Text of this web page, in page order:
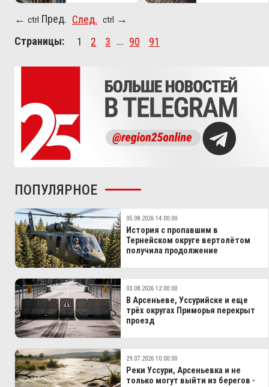
← ctrl Пред. След. ctrl →
Страницы: 1 2 3 ... 90 91
ПОПУЛЯРНОЕ
05.08.2026 14:00:00
История с пропавшим в
Тернейском округе вертолётом
получила продолжение
03.08.2026 12:00:00
В Арсеньеве, Уссурийске и еще
трёх округах Приморья перекрыт
проезд
29.07.2026 10:00:00
Реки Уссури, Арсеньевка и не
только могут выйти из берегов -